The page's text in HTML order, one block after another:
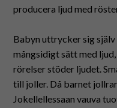
producera ljud med
Babyn uttrycker sig
mångsidigt sätt med
rörelser stöder ljudet.
till joller. Då barnet
Jokellellessaan vauva